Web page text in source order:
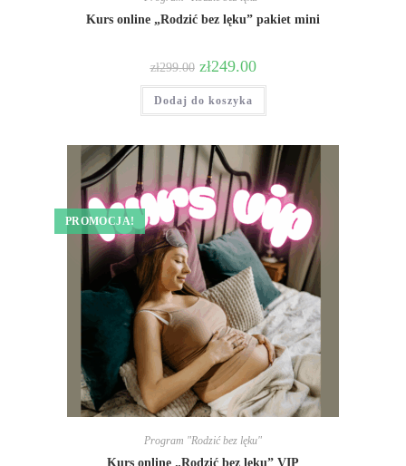
Kurs online „Rodzić bez lęku” pakiet mini
zł299.00 zł249.00
Dodaj do koszyka
PROMOCJA!
Program "Rodzić bez lęku"
Kurs online „Rodzić bez lęku” VIP